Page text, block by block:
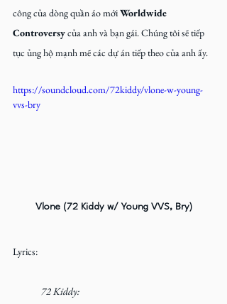
công của dòng quần áo mới Worldwide
Controversy của anh và bạn gái. Chúng tôi sẽ tiếp
tục ủng hộ mạnh mẽ các dự án tiếp theo của anh ấy.
https://soundcloud.com/72kiddy/vlone-w-young-
vvs-bry
Vlone (72 Kiddy w/ Young VVS, Bry)
Lyrics:
72 Kiddy: